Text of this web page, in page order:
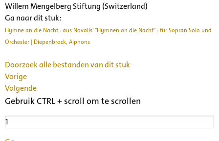
Willem Mengelberg Stiftung (Switzerland)
Ga naar dit stuk:
Hymne an die Nacht : aus Novalis' "Hymnen an die Nacht" : für Sopran Solo und
Orchester | Diepenbrock, Alphons
Doorzoek alle bestanden van dit stuk
Vorige
Volgende
Gebruik CTRL + scroll om te scrollen